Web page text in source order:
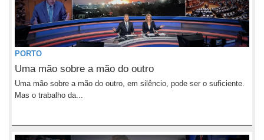
PORTO
Uma mão sobre a mão do outro
Uma mão sobre a mão do outro, em silêncio, pode ser o suficiente.
Mas o trabalho da...